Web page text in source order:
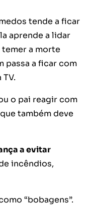
tende a ficar
aprende a lidar
a morte
passa a ficar com
o pai reagir com
também deve
a evitar
incêndios,
“bobagens”.